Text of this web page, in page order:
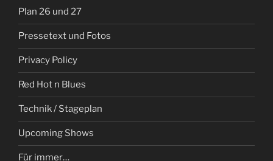
Plan 26 und 27
Pressetext und Fotos
Privacy Policy
Red Hot n Blues
Technik / Stageplan
Upcoming Shows
Für immer…